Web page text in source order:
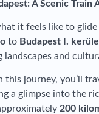
A Scenic Train
it feels like to
to Budapest I.
and
this journey, you’ll
a glimpse into the
200